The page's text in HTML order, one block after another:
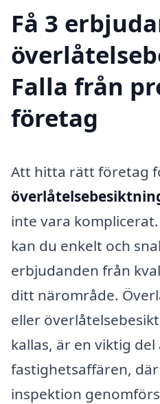
Få 3
Falla från
företag
Att hitta rätt företag
inte vara
kan du enkelt och
erbjudanden från
ditt närområde.
eller
kallas, är en viktig del
fastighetsaffären,
inspektion